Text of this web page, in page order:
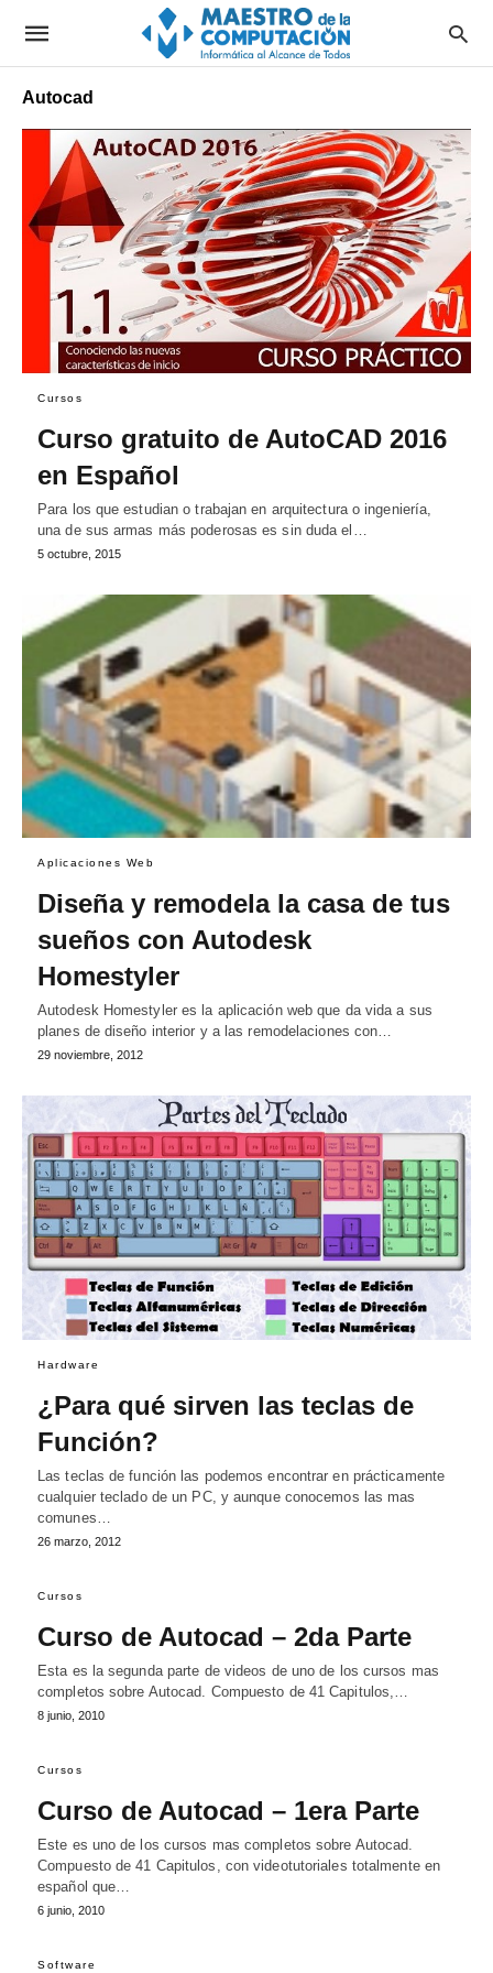
Autocad
Cursos
Curso gratuito de AutoCAD 2016
en Español
Para los que estudian o trabajan en arquitectura o ingeniería,
una de sus armas más poderosas es sin duda el…
5 octubre, 2015
Aplicaciones Web
Diseña y remodela la casa de tus
sueños con Autodesk
Homestyler
Autodesk Homestyler es la aplicación web que da vida a sus
planes de diseño interior y a las remodelaciones con…
29 noviembre, 2012
Hardware
¿Para qué sirven las teclas de
Función?
Las teclas de función las podemos encontrar en prácticamente
cualquier teclado de un PC, y aunque conocemos las mas
comunes…
26 marzo, 2012
Cursos
Curso de Autocad – 2da Parte
Esta es la segunda parte de videos de uno de los cursos mas
completos sobre Autocad. Compuesto de 41 Capitulos,…
8 junio, 2010
Cursos
Curso de Autocad – 1era Parte
Este es uno de los cursos mas completos sobre Autocad.
Compuesto de 41 Capitulos, con videotutoriales totalmente en
español que…
6 junio, 2010
Software